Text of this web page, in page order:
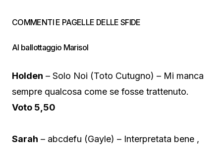
COMMENTI E PAGELLE DELLE SFIDE
Al ballottaggio Marisol
Holden – Solo Noi (Toto Cutugno) – Mi manca
sempre qualcosa come se fosse trattenuto.
Voto 5,50
Sarah – abcdefu (Gayle) – Interpretata bene ,